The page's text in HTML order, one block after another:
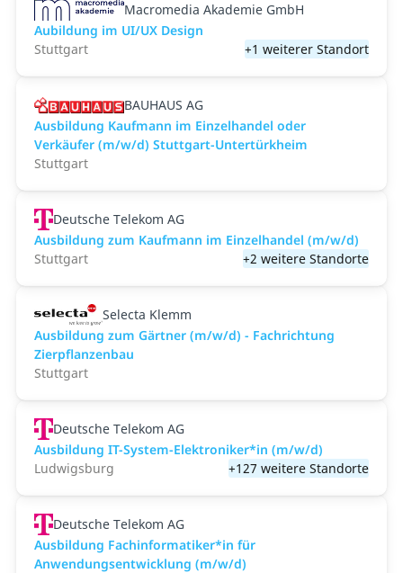
Macromedia Akademie GmbH
Aubildung im UI/UX Design
Stuttgart
+1 weiterer Standort
BAUHAUS AG
Ausbildung Kaufmann im Einzelhandel oder
Verkäufer (m/w/d) Stuttgart-Untertürkheim
Stuttgart
Deutsche Telekom AG
Ausbildung zum Kaufmann im Einzelhandel (m/w/d)
Stuttgart
+2 weitere Standorte
Selecta Klemm
Ausbildung zum Gärtner (m/w/d) - Fachrichtung
Zierpflanzenbau
Stuttgart
Deutsche Telekom AG
Ausbildung IT-System-Elektroniker*in (m/w/d)
Ludwigsburg
+127 weitere Standorte
Deutsche Telekom AG
Ausbildung Fachinformatiker*in für
Anwendungsentwicklung (m/w/d)